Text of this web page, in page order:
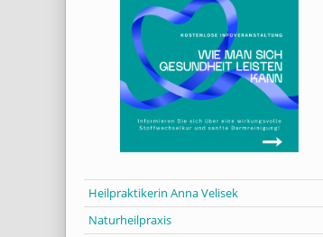
Heilpraktikerin Anna Velisek
Naturheilpraxis